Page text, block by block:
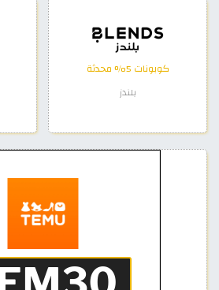
كوبونات 5% محدثة
بلندز